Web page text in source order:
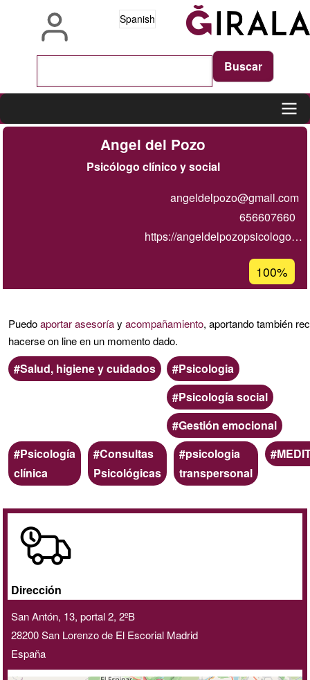
Spanish
navigation
Angel del Pozo
Psicólogo clínico y social
angeldelpozo@gmail.com
656607660
https://angeldelpozopsicologo…
Porcentaje
de
de
100%
Puedoaportarasesoríay acompañamiento, aportando también
hacerse on line en un momento dado.
Ámbito
Salud, higiene y cuidados Categoria
Psicologia
Psicología social
Gestión emocional
Palabras
clave
Psicología
clínica
Consultas
Psicológicas
psicologia
transpersonal
domicilio
online
Dirección
San Antón, 13, portal 2, 2ºB
28200San Lorenzo de El Escorial Madrid
España